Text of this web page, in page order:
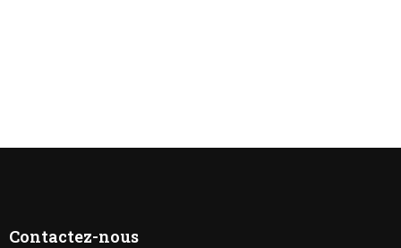
Contactez-nous